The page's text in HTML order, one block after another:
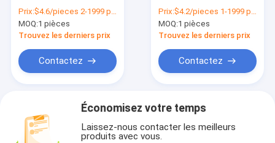
minutes avec un
buzzer et un
compteur de pas
Prix:$4.6/pieces 2-1999 pieces
MOQ:1 pièces
Trouvez les derniers prix
Contactez
corde saut à la corde
poignée en bois Outil
d'exercice sportif
Prix:$4.2/pieces 1-1999 pieces
MOQ:1 pièces
Trouvez les derniers prix
Contactez
Économisez votre temps
Laissez-nous contacter les meilleurs
produits avec vous.